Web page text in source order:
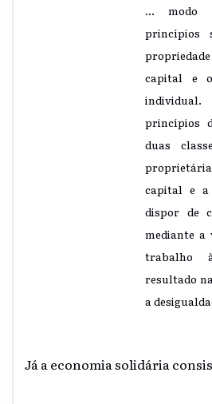
… modo
princípios
capital e
princípios
duas
capital e a
dispor de
mediante a
trabalho
resultado
a
Já a economia solidária